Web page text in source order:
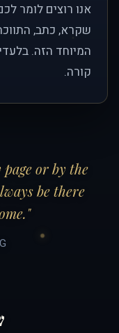
אנו רוצים לומר
שקרא, כתב,
המיוחד הזה.
קורה.
page or by the
be there